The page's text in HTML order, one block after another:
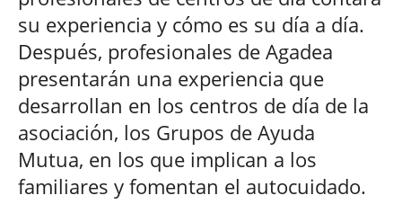
su experiencia y cómo es su día a día.
Después, profesionales de Agadea
presentarán una experiencia que
desarrollan en los centros de día de la
asociación, los Grupos de Ayuda
Mutua, en los que implican a los
familiares y fomentan el autocuidado.